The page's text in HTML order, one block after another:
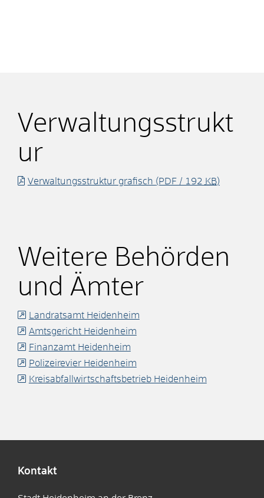
Verwaltungsstrukt
ur
Verwaltungsstruktur grafisch (PDF / 192 KB)
Weitere Behörden
und Ämter
Landratsamt Heidenheim
Amtsgericht Heidenheim
Finanzamt Heidenheim
Polizeirevier Heidenheim
Kreisabfallwirtschaftsbetrieb Heidenheim
Kontakt